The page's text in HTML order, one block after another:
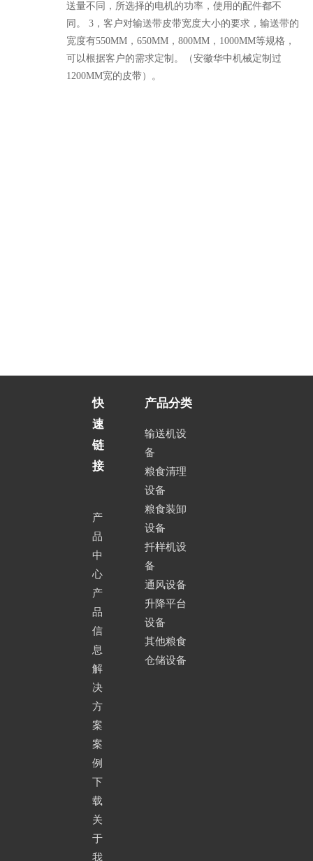
送量不同，所选择的电机的功率，使用的配件都不
同。 3，客户对输送带皮带宽度大小的要求，输送带的
宽度有550MM，650MM，800MM，1000MM等规格，
可以根据客户的需求定制。（安徽华中机械定制过
1200MM宽的皮带）。
快
速
链
接
产
品
中
心
产
品
信
息
解
决
方
案
案
例
下
载
关
于
我
产品分类
输送机设
备
粮食清理
设备
粮食装卸
设备
扦样机设
备
通风设备
升降平台
设备
其他粮食
仓储设备